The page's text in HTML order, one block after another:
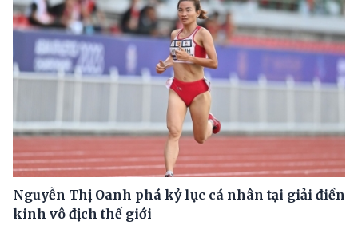
Nguyễn Thị Oanh phá kỷ lục cá nhân tại giải điền
kinh vô địch thế giới